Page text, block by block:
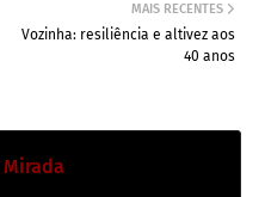
MAIS RECENTES
Vozinha: resiliência e altivez aos
40 anos
Mirada